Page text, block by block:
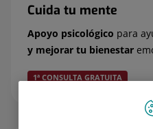
Cuida tu mente
Apoyo psicológico para
y mejorar tu bienestar
1ª CONSULTA GRATUITA